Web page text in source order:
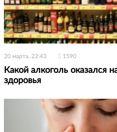
20 марта, 22:43 1590
Какой алкоголь оказался
здоровья